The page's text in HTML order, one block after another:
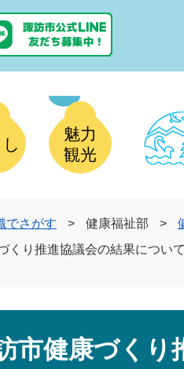
魅力
観光
でさがす > 健康福祉部 >
くり推進協議会の結果について
市健康づくり